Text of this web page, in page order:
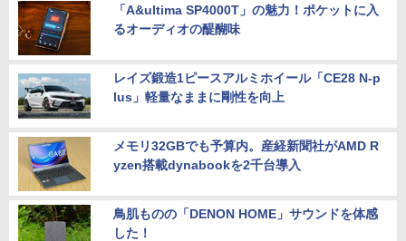
「A&ultima SP4000T」の魅力！ポケットに入
るオーディオの醍醐味
レイズ鍛造1ピースアルミホイール「CE28 N-p
lus」軽量なままに剛性を向上
メモリ32GBでも予算内。産経新聞社がAMD R
yzen搭載dynabookを2千台導入
鳥肌ものの「DENON HOME」サウンドを体感
した！